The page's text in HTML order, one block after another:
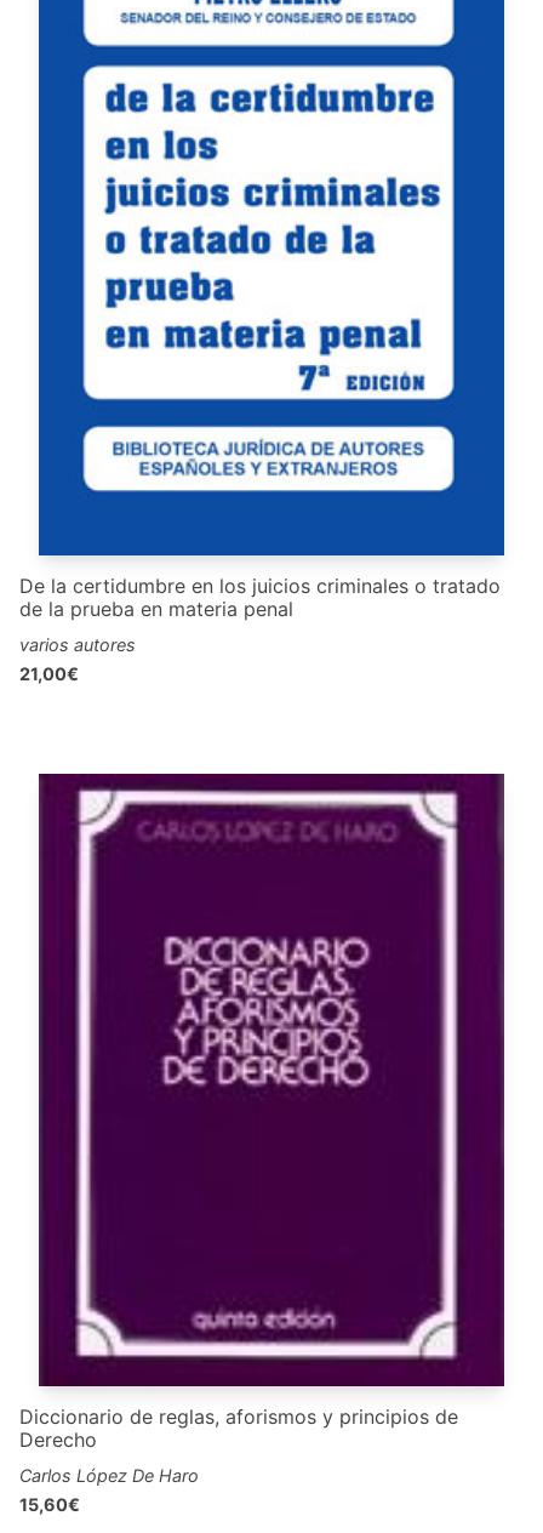
De la certidumbre en los juicios criminales o tratado
de la prueba en materia penal
varios autores
21,00€
Diccionario de reglas, aforismos y principios de
Derecho
Carlos López De Haro
15,60€